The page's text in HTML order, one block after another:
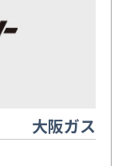
大阪ガス